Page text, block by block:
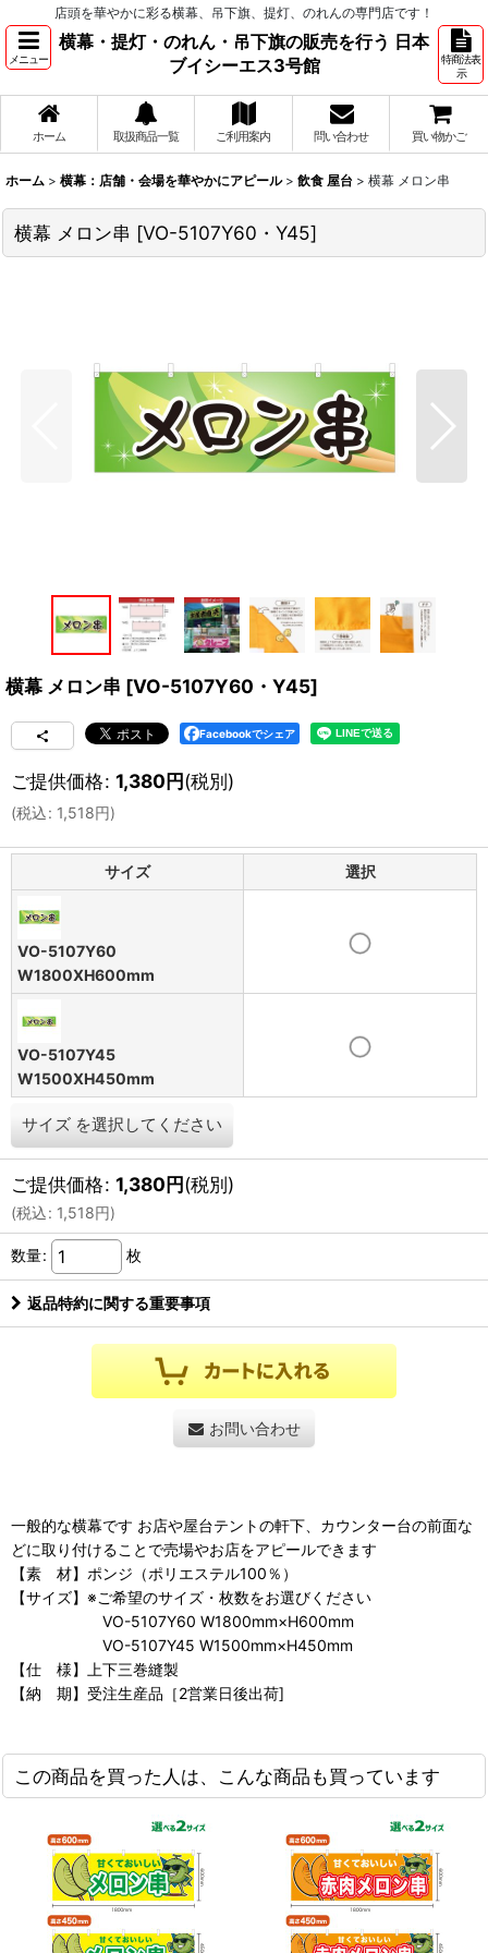
店頭を華やかに彩る横幕、吊下旗、提灯、のれんの専門店です！
メニュー
横幕・提灯・のれん・吊下旗の販売を行う 日本
ブイシーエス3号館
特商法表
示
ホーム 取扱商品一覧 ご利用案内 問い合わせ 買い物かご
ホーム > 横幕：店舗・会場を華やかにアピール > 飲食 屋台 > 横幕 メロン串
横幕 メロン串 [VO-5107Y60・Y45]
横幕 メロン串 [VO-5107Y60・Y45]
Facebookでシェア
ご提供価格: 1,380円(税別)
(税込: 1,518円)
サイズ 選択
VO-5107Y60
W1800XH600mm
VO-5107Y45
W1500XH450mm
サイズ を選択してください
ご提供価格: 1,380円(税別)
(税込: 1,518円)
数量: 枚
返品特約に関する重要事項
お問い合わせ
一般的な横幕です お店や屋台テントの軒下、カウンター台の前面な
どに取り付けることで売場やお店をアピールできます
【素 材】ポンジ（ポリエステル100％）
【サイズ】※ご希望のサイズ・枚数をお選びください
VO-5107Y60 W1800mm×H600mm
VO-5107Y45 W1500mm×H450mm
【仕 様】上下三巻縫製
【納 期】受注生産品［2営業日後出荷]
この商品を買った人は、こんな商品も買っています